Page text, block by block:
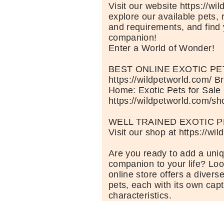
Visit our website https://
explore our available pets,
and requirements, and find
companion!
Enter a World of Wonder!
BEST ONLINE EXOTIC
https://wildpetworld.com/
Home: Exotic Pets for Sale
https://wildpetworld.com/
WELL TRAINED EXOTIC
Visit our shop at https://
Are you ready to add a
companion to your life?
online store offers a
pets, each with its own
characteristics.